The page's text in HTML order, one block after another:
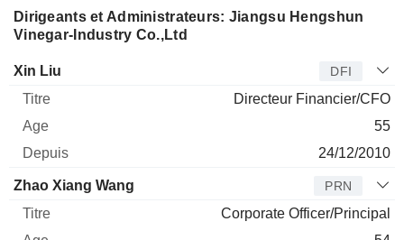
Dirigeants et Administrateurs: Jiangsu Hengshun
Vinegar-Industry Co.,Ltd
Dirigeant
Xin Liu DFI
Directeur Financier/CFO
55
24/12/2010
Zhao Xiang Wang PRN
Corporate Officer/Principal